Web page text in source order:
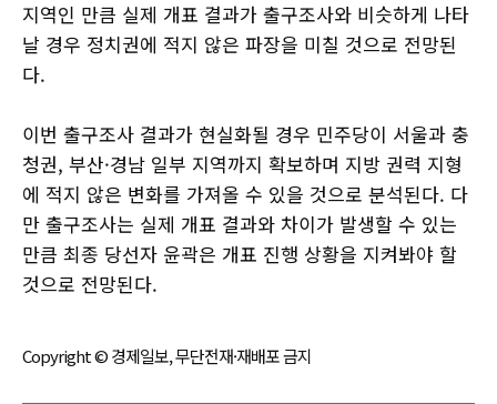
지역인 만큼 실제 개표 결과가 출구조사와 비슷하게 나타
날 경우 정치권에 적지 않은 파장을 미칠 것으로 전망된
다.
이번 출구조사 결과가 현실화될 경우 민주당이 서울과 충
청권, 부산·경남 일부 지역까지 확보하며 지방 권력 지형
에 적지 않은 변화를 가져올 수 있을 것으로 분석된다. 다
만 출구조사는 실제 개표 결과와 차이가 발생할 수 있는
만큼 최종 당선자 윤곽은 개표 진행 상황을 지켜봐야 할
것으로 전망된다.
Copyright © 경제일보, 무단전재·재배포 금지